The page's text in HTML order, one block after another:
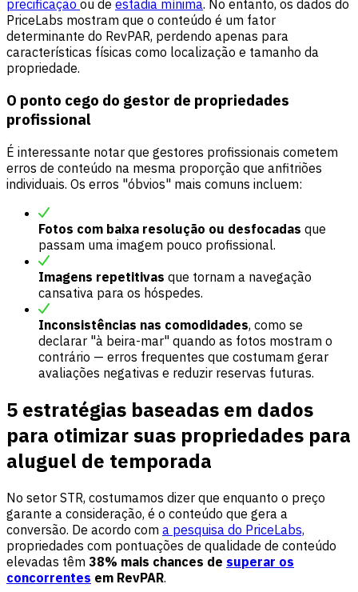
precificação ou de estadia mínima. No entanto, os dados do
PriceLabs mostram que o conteúdo é um fator
determinante do RevPAR, perdendo apenas para
características físicas como localização e tamanho da
propriedade.
O ponto cego do gestor de propriedades
profissional
É interessante notar que gestores profissionais cometem
erros de conteúdo na mesma proporção que anfitriões
individuais. Os erros "óbvios" mais comuns incluem:
Fotos com baixa resolução ou desfocadas que
passam uma imagem pouco profissional.
Imagens repetitivas que tornam a navegação
cansativa para os hóspedes.
Inconsistências nas comodidades, como se
declarar "à beira-mar" quando as fotos mostram o
contrário — erros frequentes que costumam gerar
avaliações negativas e reduzir reservas futuras.
5 estratégias baseadas em dados
para otimizar suas propriedades para
aluguel de temporada
No setor STR, costumamos dizer que enquanto o preço
garante a consideração, é o conteúdo que gera a
conversão. De acordo com a pesquisa do PriceLabs,
propriedades com pontuações de qualidade de conteúdo
elevadas têm 38% mais chances de superar os
concorrentes em RevPAR.